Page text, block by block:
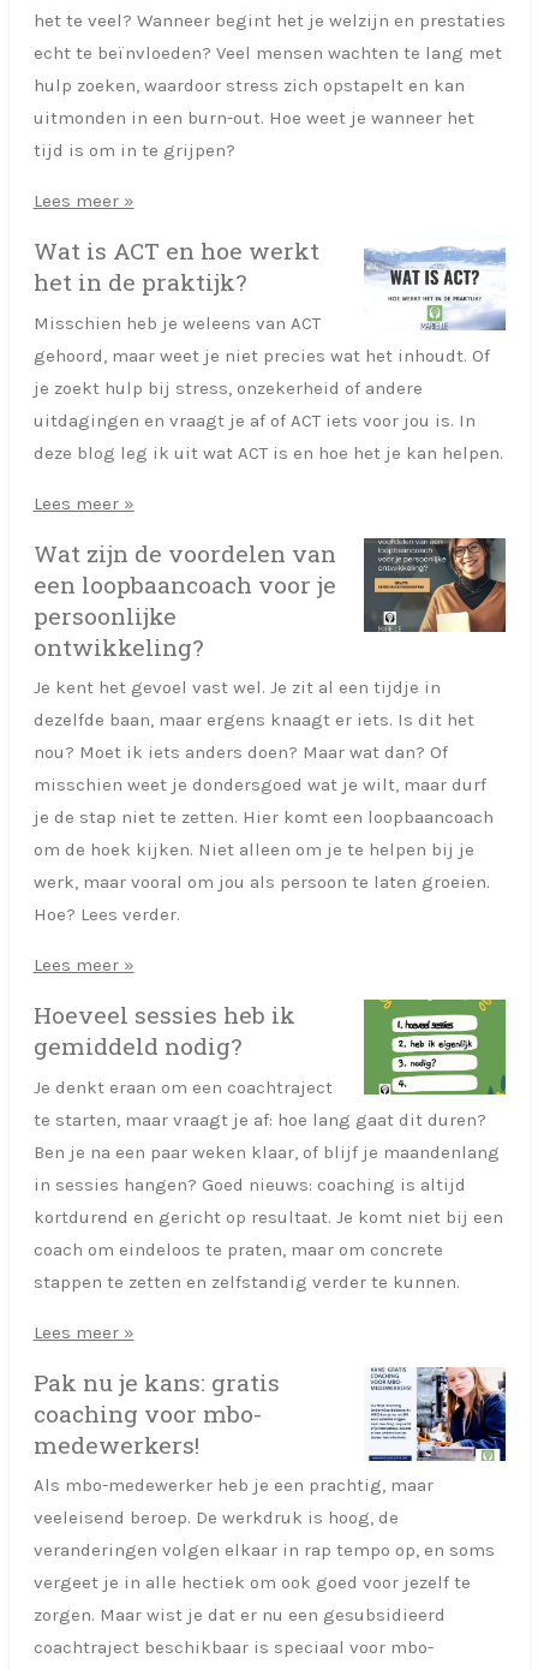
het te veel? Wanneer begint het je welzijn en prestaties
echt te beïnvloeden? Veel mensen wachten te lang met
hulp zoeken, waardoor stress zich opstapelt en kan
uitmonden in een burn-out. Hoe weet je wanneer het
tijd is om in te grijpen?
Lees meer »
Wat is ACT en hoe werkt
het in de praktijk?
Misschien heb je weleens van ACT
gehoord, maar weet je niet precies wat het inhoudt. Of
je zoekt hulp bij stress, onzekerheid of andere
uitdagingen en vraagt je af of ACT iets voor jou is. In
deze blog leg ik uit wat ACT is en hoe het je kan helpen.
Lees meer »
Wat zijn de voordelen van
een loopbaancoach voor je
persoonlijke
ontwikkeling?
Je kent het gevoel vast wel. Je zit al een tijdje in
dezelfde baan, maar ergens knaagt er iets. Is dit het
nou? Moet ik iets anders doen? Maar wat dan? Of
misschien weet je dondersgoed wat je wilt, maar durf
je de stap niet te zetten. Hier komt een loopbaancoach
om de hoek kijken. Niet alleen om je te helpen bij je
werk, maar vooral om jou als persoon te laten groeien.
Hoe? Lees verder.
Lees meer »
Hoeveel sessies heb ik
gemiddeld nodig?
Je denkt eraan om een coachtraject
te starten, maar vraagt je af: hoe lang gaat dit duren?
Ben je na een paar weken klaar, of blijf je maandenlang
in sessies hangen? Goed nieuws: coaching is altijd
kortdurend en gericht op resultaat. Je komt niet bij een
coach om eindeloos te praten, maar om concrete
stappen te zetten en zelfstandig verder te kunnen.
Lees meer »
Pak nu je kans: gratis
coaching voor mbo-
medewerkers!
Als mbo-medewerker heb je een prachtig, maar
veeleisend beroep. De werkdruk is hoog, de
veranderingen volgen elkaar in rap tempo op, en soms
vergeet je in alle hectiek om ook goed voor jezelf te
zorgen. Maar wist je dat er nu een gesubsidieerd
coachtraject beschikbaar is speciaal voor mbo-